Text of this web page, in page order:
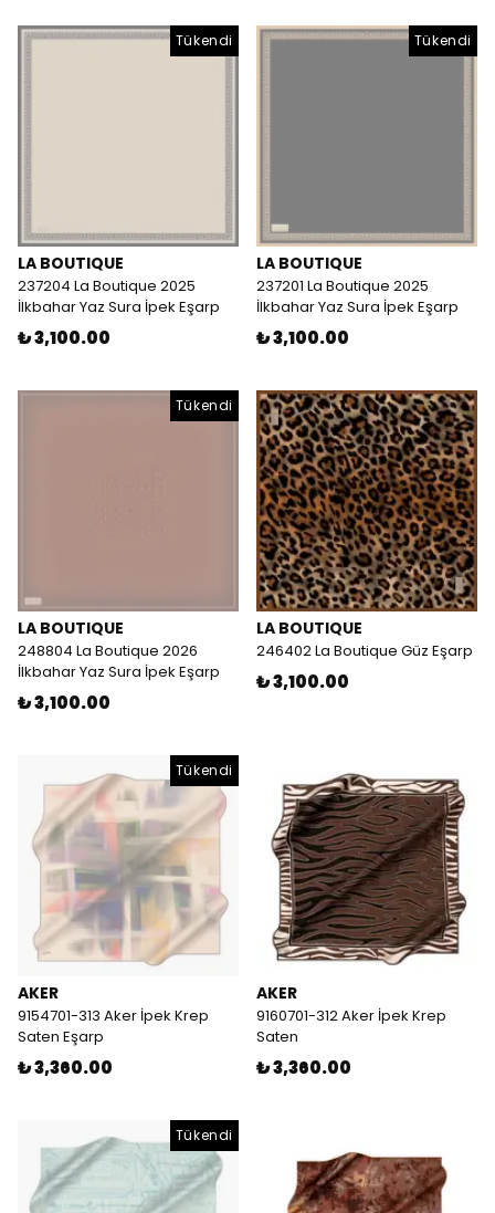
Tükendi
LA BOUTIQUE
237204 La Boutique 2025
İlkbahar Yaz Sura İpek Eşarp
₺ 3,100.00
Tükendi
LA BOUTIQUE
237201 La Boutique 2025
İlkbahar Yaz Sura İpek Eşarp
₺ 3,100.00
Tükendi
LA BOUTIQUE
248804 La Boutique 2026
İlkbahar Yaz Sura İpek Eşarp
₺ 3,100.00
LA BOUTIQUE
246402 La Boutique Güz Eşarp
₺ 3,100.00
Tükendi
AKER
9154701-313 Aker İpek Krep
Saten Eşarp
₺ 3,360.00
AKER
9160701-312 Aker İpek Krep
Saten
₺ 3,360.00
Tükendi